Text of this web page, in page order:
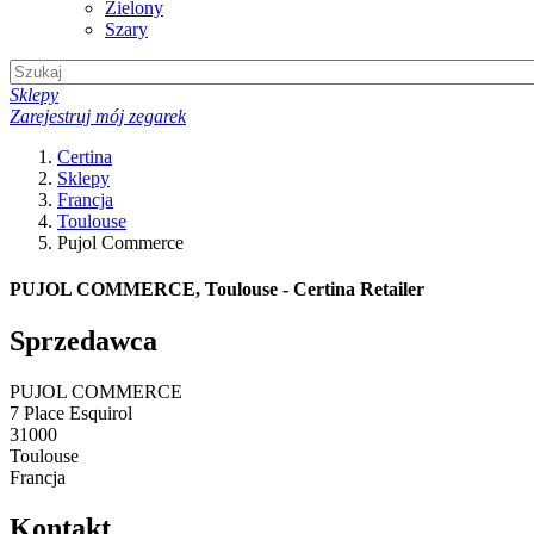
Zielony
Szary
Sklepy
Zarejestruj mój zegarek
Certina
Sklepy
Francja
Toulouse
Pujol Commerce
PUJOL COMMERCE, Toulouse - Certina Retailer
Sprzedawca
PUJOL COMMERCE
7 Place Esquirol
31000
Toulouse
Francja